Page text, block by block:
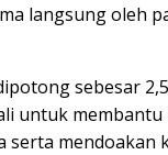
langsung oleh
sebesar
untuk membantu
serta mendoakan